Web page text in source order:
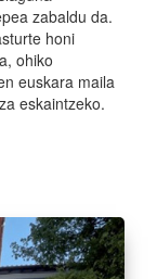
zabaldu da.
honi
ohiko
euskara maila
eskaintzeko.